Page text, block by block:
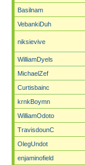
Basilnam
VebankiDuh
niksievive
WilliamDyels
MichaelZef
Curtisbainc
krnkBoymn
WilliamOdoto
TravisdounC
OlegUndot
enjaminofield